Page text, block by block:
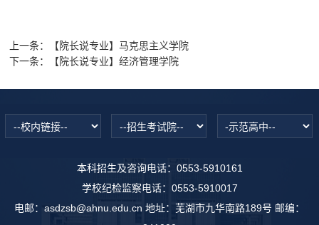
上一条：
【院长说专业】马克思主义学院
下一条：
【院长说专业】经济管理学院
本科招生及咨询电话：0553-5910161
学校纪检监察电话：0553-5910017
电邮：asdzsb@ahnu.edu.cn 地址：芜湖市九华南路189号 邮编：